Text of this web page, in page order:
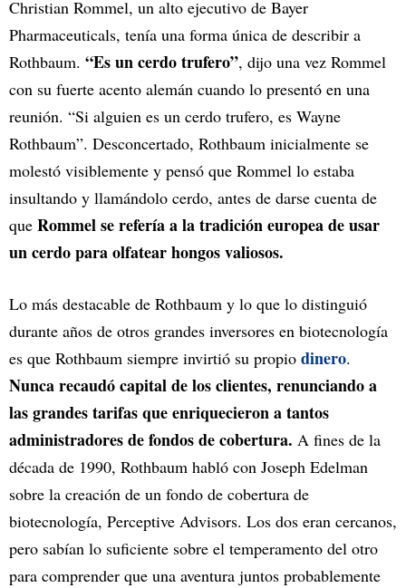
Christian Rommel, un alto ejecutivo de Bayer
Pharmaceuticals, tenía una forma única de describir a
Rothbaum. “Es un cerdo trufero”, dijo una vez Rommel
con su fuerte acento alemán cuando lo presentó en una
reunión. “Si alguien es un cerdo trufero, es Wayne
Rothbaum”. Desconcertado, Rothbaum inicialmente se
molestó visiblemente y pensó que Rommel lo estaba
insultando y llamándolo cerdo, antes de darse cuenta de
que Rommel se refería a la tradición europea de usar
un cerdo para olfatear hongos valiosos.
Lo más destacable de Rothbaum y lo que lo distinguió
durante años de otros grandes inversores en biotecnología
es que Rothbaum siempre invirtió su propio dinero.
Nunca recaudó capital de los clientes, renunciando a
las grandes tarifas que enriquecieron a tantos
administradores de fondos de cobertura. A fines de la
década de 1990, Rothbaum habló con Joseph Edelman
sobre la creación de un fondo de cobertura de
biotecnología, Perceptive Advisors. Los dos eran cercanos,
pero sabían lo suficiente sobre el temperamento del otro
para comprender que una aventura juntos probablemente